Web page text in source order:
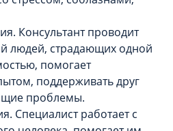
Консультант проводит
людей, страдающих одной
помогает
поддерживать друг
проблемы.
Специалист работает с